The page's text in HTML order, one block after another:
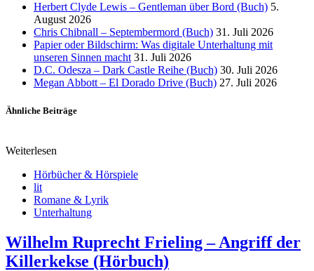
Herbert Clyde Lewis – Gentleman über Bord (Buch) 5.
August 2026
Chris Chibnall – Septembermord (Buch) 31. Juli 2026
Papier oder Bildschirm: Was digitale Unterhaltung mit
unseren Sinnen macht 31. Juli 2026
D.C. Odesza – Dark Castle Reihe (Buch) 30. Juli 2026
Megan Abbott – El Dorado Drive (Buch) 27. Juli 2026
Ähnliche Beiträge
Weiterlesen
Hörbücher & Hörspiele
lit
Romane & Lyrik
Unterhaltung
Wilhelm Ruprecht Frieling – Angriff der
Killerkekse (Hörbuch)